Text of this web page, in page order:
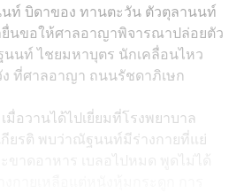
ท์ บิดาของ ทานตะวัน ตัวตุลานนท์
นขอให้ศาลอาญาพิจารณาปล่อยตัว
นท์ ไชยมหาบุตร นักเคลื่อนไหว
ที่ศาลอาญา ถนนรัชดาภิเษก
มื่อวานได้ไปเยี่ยมที่โรงพยาบาล
กียรติ พบว่าณัฐนนท์มีร่างกายที่แย่